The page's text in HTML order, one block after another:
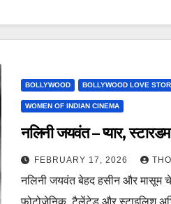
BOLLYWOOD BOLLYWOOD LOVE
WOMEN OF INDIAN CINEMA
नलिनी जयवंत – प्यार,
FEBRUARY 17, 2026
नलिनी जयवंत बेहद हसीन और मासूम
फ़ोटोजेनिक, टैलेंटेड और स्टाइलिश